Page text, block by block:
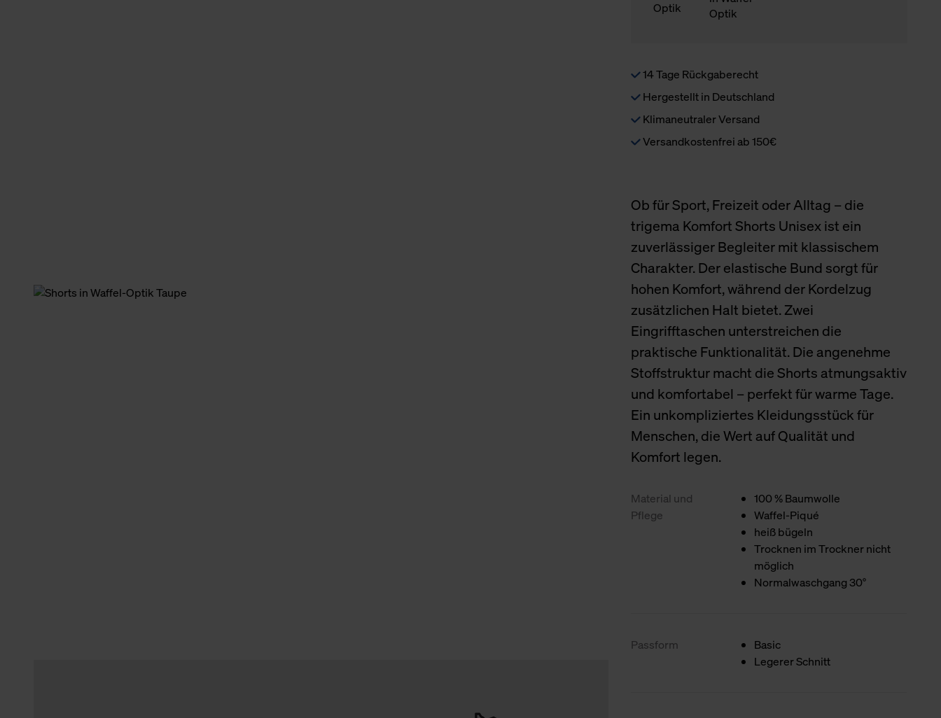
14 Tage Rückgaberecht
Hergestellt in Deutschland
Klimaneutraler Versand
Versandkostenfrei ab 150€
Ob für Sport, Freizeit oder Alltag – die
trigema Komfort Shorts Unisex ist ein
zuverlässiger Begleiter mit klassischem
Charakter. Der elastische Bund sorgt für
hohen Komfort, während der Kordelzug
zusätzlichen Halt bietet. Zwei
Eingrifftaschen unterstreichen die
praktische Funktionalität. Die angenehme
Stoffstruktur macht die Shorts atmungsaktiv
und komfortabel – perfekt für warme Tage.
Ein unkompliziertes Kleidungsstück für
Menschen, die Wert auf Qualität und
Komfort legen.
Material und
Pflege
100 % Baumwolle
Waffel-Piqué
heiß bügeln
Trocknen im Trockner nicht
möglich
Normalwaschgang 30°
Passform
Basic
Legerer Schnitt